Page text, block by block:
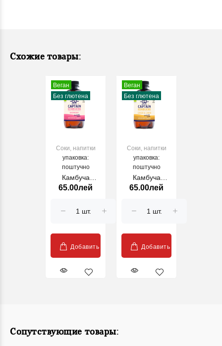
Схожие товары:
Веган
Без глютена
Соки, напитки
упаковка:
поштучно
Камбуча
Малина 0,4 л
65.00лей
Добавить
Веган
Без глютена
Соки, напитки
упаковка:
поштучно
Камбуча
Имбирь 0,4 л
65.00лей
Добавить
Сопутствующие товары: